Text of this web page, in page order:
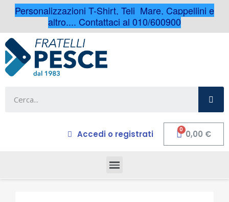
Personalizzazioni T-Shirt, Teli Mare, Cappellini e
altro.... Contattaci al 010/600900
Accedi o registrati 0,00 €